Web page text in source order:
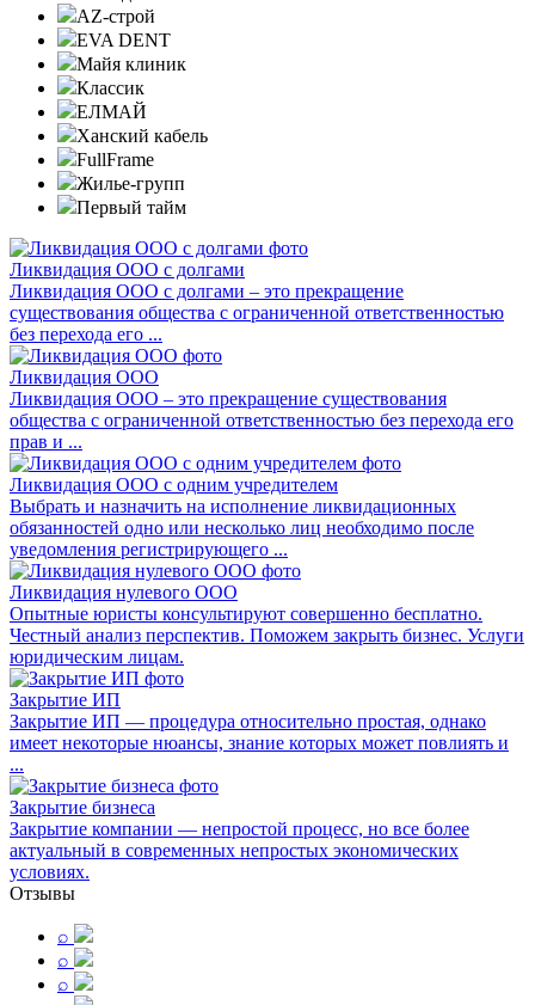
AZ-строй
EVA DENT
Майя клиник
Классик
ЕЛМАЙ
Ханский кабель
FullFrame
Жилье-групп
Первый тайм
Ликвидация ООО с долгами
Ликвидация ООО с долгами – это прекращение
существования общества с ограниченной ответственностью
без перехода его ...
Ликвидация ООО
Ликвидация ООО – это прекращение существования
общества с ограниченной ответственностью без перехода его
прав и ...
Ликвидация ООО с одним учредителем
Выбрать и назначить на исполнение ликвидационных
обязанностей одно или несколько лиц необходимо после
уведомления регистрирующего ...
Ликвидация нулевого ООО
Опытные юристы консультируют совершенно бесплатно.
Честный анализ перспектив. Поможем закрыть бизнес. Услуги
юридическим лицам.
Закрытие ИП
Закрытие ИП — процедура относительно простая, однако
имеет некоторые нюансы, знание которых может повлиять и
...
Закрытие бизнеса
Закрытие компании — непростой процесс, но все более
актуальный в современных непростых экономических
условиях.
Отзывы
⌕
⌕
⌕